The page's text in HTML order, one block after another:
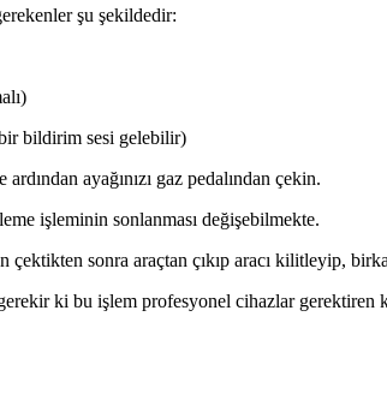
şu şekildedir:
bildirim sesi gelebilir)
ayağınızı gaz pedalından çekin.
işleminin sonlanması değişebilmekte.
sonra araçtan çıkıp aracı kilitleyip,
ki bu işlem profesyonel cihazlar gerektiren